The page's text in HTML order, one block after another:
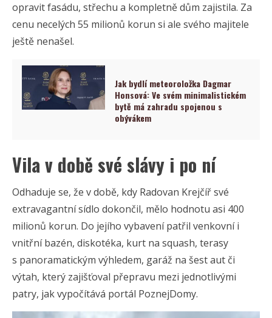
opravit fasádu, střechu a kompletně dům zajistila. Za
cenu necelých 55 milionů korun si ale svého majitele
ještě nenašel.
Jak bydlí meteoroložka Dagmar
Honsová: Ve svém minimalistickém
bytě má zahradu spojenou s
obývákem
Vila v době své slávy i po ní
Odhaduje se, že v době, kdy Radovan Krejčíř své
extravagantní sídlo dokončil, mělo hodnotu asi 400
milionů korun. Do jejího vybavení patřil venkovní i
vnitřní bazén, diskotéka, kurt na squash, terasy
s panoramatickým výhledem, garáž na šest aut či
výtah, který zajišťoval přepravu mezi jednotlivými
patry, jak vypočítává portál PoznejDomy.